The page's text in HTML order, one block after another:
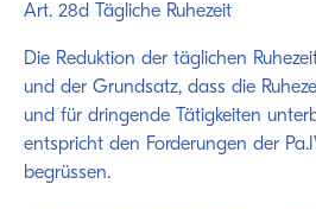
Art. 28d Tägliche Ruhezeit
Die Reduktion der täglichen
und der Grundsatz, dass die
und für dringende Tätigkeiten
entspricht den Forderungen der
begrüssen.